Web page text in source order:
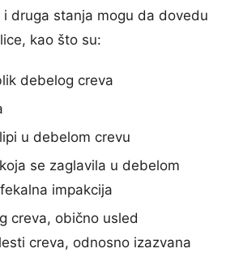
i druga stanja mogu da dovedu
kao što su:
debelog creva
u debelom crevu
se zaglavila u debelom
impakcija
creva, obično usled
creva, odnosno izazvana